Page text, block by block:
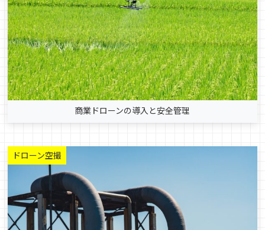
商業ドローンの導入と安全管理
ドローン空撮